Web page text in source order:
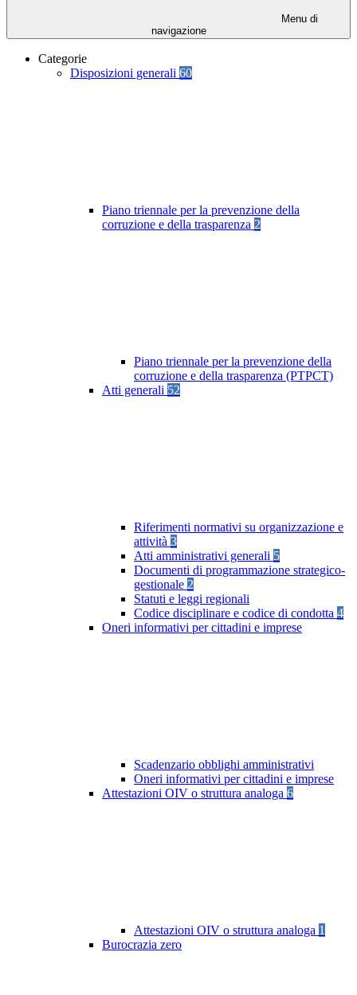
Menu di
navigazione
Categorie
Disposizioni generali 60
Piano triennale per la prevenzione della
corruzione e della trasparenza 2
Piano triennale per la prevenzione della
corruzione e della trasparenza (PTPCT)
Atti generali 52
Riferimenti normativi su organizzazione e
attività 3
Atti amministrativi generali 5
Documenti di programmazione strategico-
gestionale 2
Statuti e leggi regionali
Codice disciplinare e codice di condotta 4
Oneri informativi per cittadini e imprese
Scadenzario obblighi amministrativi
Oneri informativi per cittadini e imprese
Attestazioni OIV o struttura analoga 6
Attestazioni OIV o struttura analoga 1
Burocrazia zero